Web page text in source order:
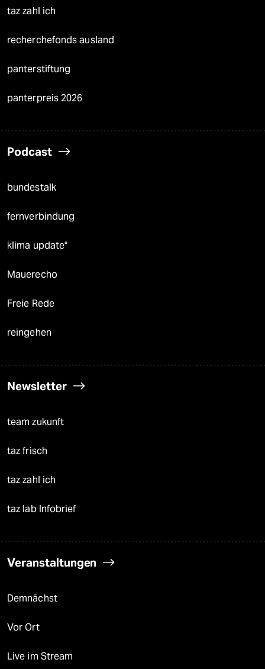
taz zahl ich
recherchefonds ausland
panterstiftung
panterpreis 2026
Podcast
bundestalk
fernverbindung
klima update°
Mauerecho
Freie Rede
reingehen
Newsletter
team zukunft
taz frisch
taz zahl ich
taz lab Infobrief
Veranstaltungen
Demnächst
Vor Ort
Live im Stream